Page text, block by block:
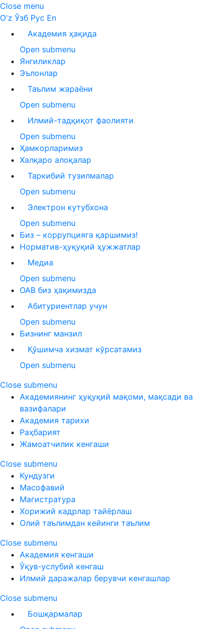
Close menu
O'z Ўзб Рус En
Академия ҳақида
Open submenu
Янгиликлар
Эълонлар
Таълим жараёни
Open submenu
Илмий-тадқиқот фаолияти
Open submenu
Ҳамкорларимиз
Халқаро алоқалар
Таркибий тузилмалар
Open submenu
Электрон кутубхона
Open submenu
Биз – коррупцияга қаршимиз!
Норматив-ҳуқуқий ҳужжатлар
Медиа
Open submenu
ОАВ биз ҳақимизда
Абитуриентлар учун
Open submenu
Бизнинг манзил
Қўшимча хизмат кўрсатамиз
Open submenu
Close submenu
Академиянинг ҳуқуқий мақоми, мақсади ва
вазифалари
Академия тарихи
Раҳбарият
Жамоатчилик кенгаши
Close submenu
Кундузги
Масофавий
Магистратура
Хорижий кадрлар тайёрлаш
Олий таълимдан кейинги таълим
Close submenu
Академия кенгаши
Ўқув-услубий кенгаш
Илмий даражалар берувчи кенгашлар
Close submenu
Бошқармалар